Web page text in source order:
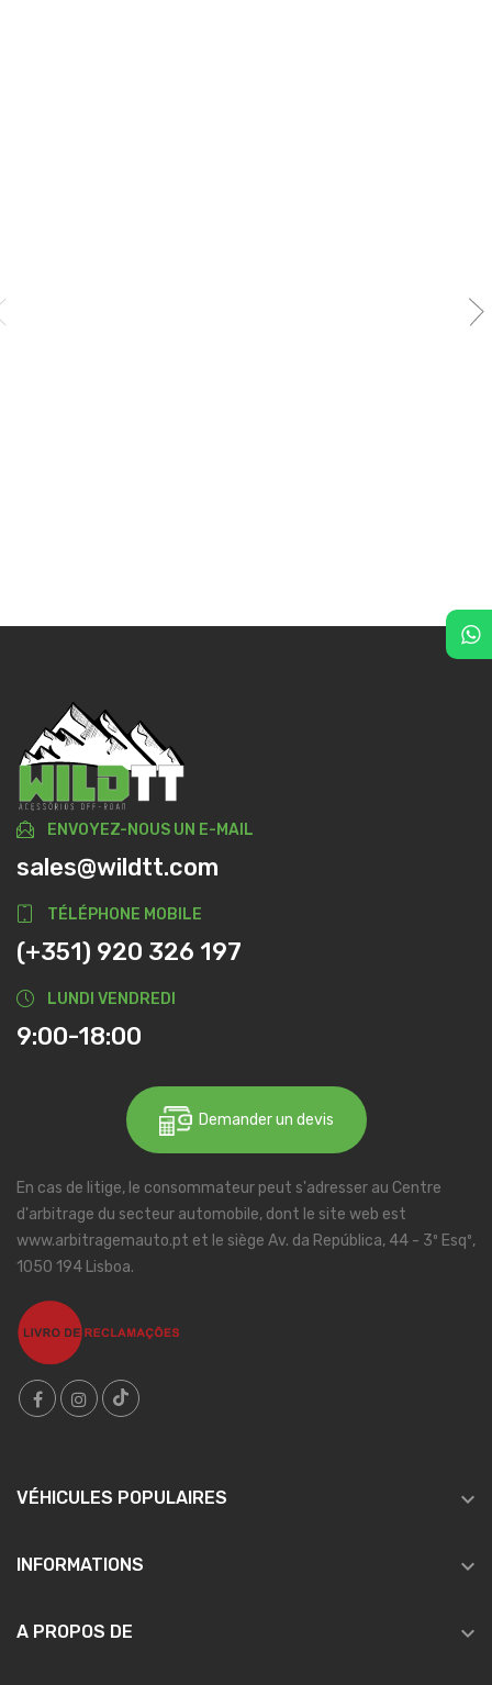
ENVOYEZ-NOUS UN E-MAIL
sales@wildtt.com
TÉLÉPHONE MOBILE
(+351) 920 326 197
LUNDI VENDREDI
9:00-18:00
Demander un devis
En cas de litige, le consommateur peut s'adresser au Centre
d'arbitrage du secteur automobile, dont le site web est
www.arbitragemauto.pt et le siège Av. da República, 44 - 3º Esqº,
1050 194 Lisboa.
VÉHICULES POPULAIRES 
INFORMATIONS 
A PROPOS DE 